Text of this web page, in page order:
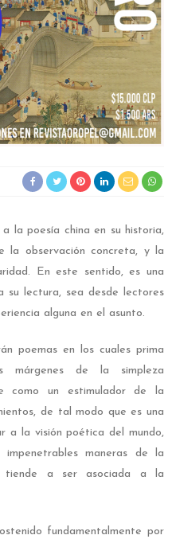
la poesía china en su historia,
la observación concreta, y la
En este sentido, es una
su lectura, sea desde lectores
alguna en el asunto.
poemas en los cuales prima
márgenes de la simpleza
como un estimulador de la
de tal modo que es una
a la visión poética del mundo,
maneras de la
tiende a ser asociada a la
fundamentalmente por